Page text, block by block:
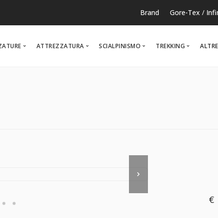
Brand Gore-Tex /
ATTREZZATURA SCIALPINISMO TREKKING
€